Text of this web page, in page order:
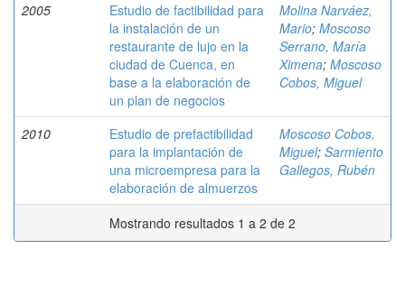
2005
Estudio de factibilidad para
la instalación de un
restaurante de lujo en la
ciudad de Cuenca, en
base a la elaboración de
un plan de negocios
Molina Narváez,
Mario; Moscoso
Serrano, María
Ximena; Moscoso
Cobos, Miguel
2010
Estudio de prefactibilidad
para la implantación de
una microempresa para la
elaboración de almuerzos
Moscoso Cobos,
Miguel; Sarmiento
Gallegos, Rubén
Mostrando resultados 1 a 2 de 2